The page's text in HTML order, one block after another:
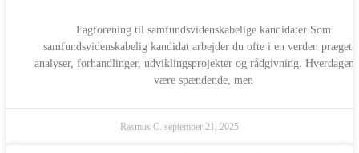
Fagforening til samfundsvidenskabelige kandidater Som
samfundsvidenskabelig kandidat arbejder du ofte i en verden præget
analyser, forhandlinger, udviklingsprojekter og rådgivning. Hverdagen
være spændende, men
Rasmus C. september 21, 2025